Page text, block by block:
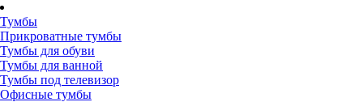
Тумбы
Прикроватные тумбы
Тумбы для обуви
Тумбы для ванной
Тумбы под телевизор
Офисные тумбы